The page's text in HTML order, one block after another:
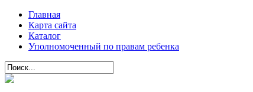
Главная
Карта сайта
Каталог
Уполномоченный по правам ребенка